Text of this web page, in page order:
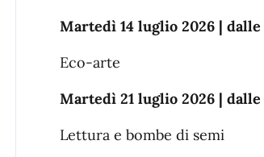
Martedì 14 luglio 2026 | dalle
Eco-arte
Martedì 21 luglio 2026 | dalle
Lettura e bombe di semi